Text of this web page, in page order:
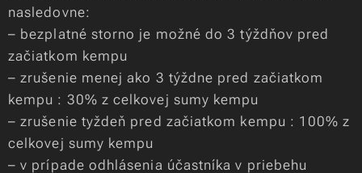
nasledovne:
– bezplatné storno je možné do 3 týždňov pred
začiatkom kempu
– zrušenie menej ako 3 týždne pred začiatkom
kempu : 30% z celkovej sumy kempu
– zrušenie tyždeň pred začiatkom kempu : 100% z
celkovej sumy kempu
– v prípade odhlásenia účastníka v priebehu